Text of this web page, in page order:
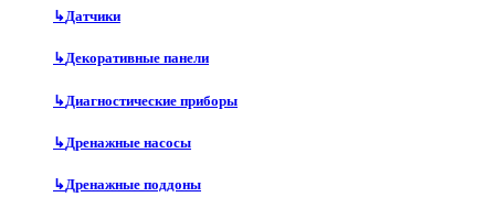
↳Датчики
↳Декоративные панели
↳Диагностические приборы
↳Дренажные насосы
↳Дренажные поддоны